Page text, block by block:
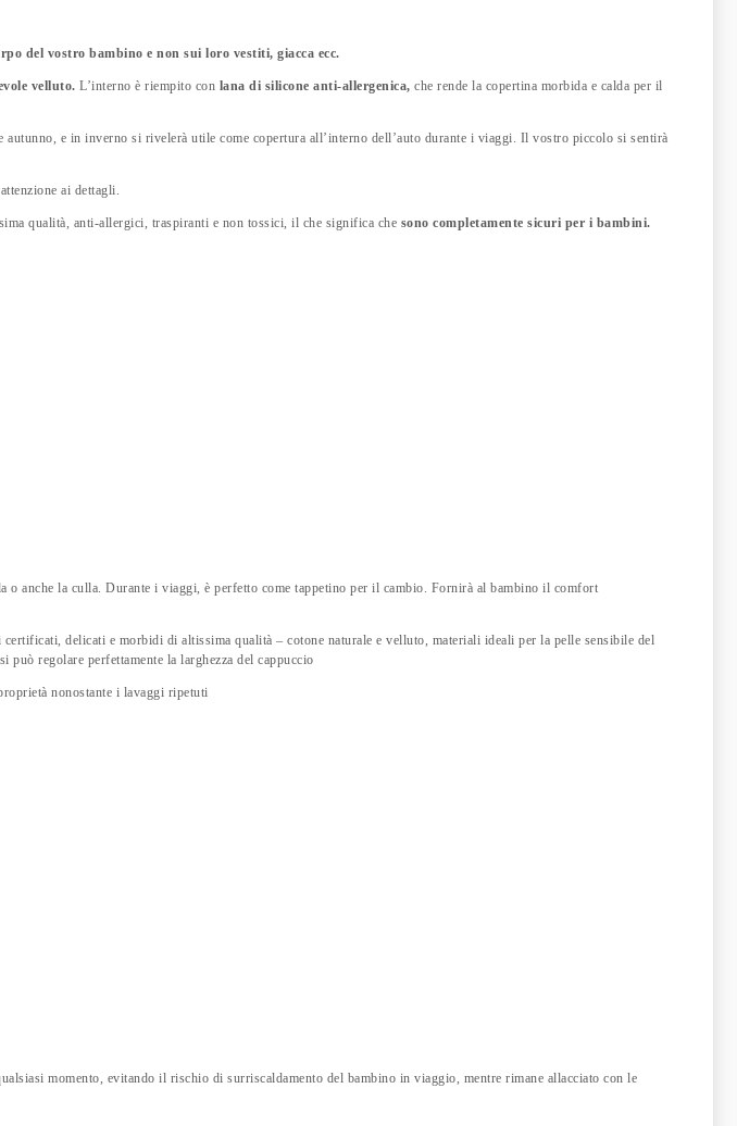
del vostro bambino e non sui loro vestiti, giacca ecc.
velluto. L’interno è riempito con lana di silicone anti-allergenica, che rende la copertina morbida e calda per il
autunno, e in inverno si rivelerà utile come copertura all’interno dell’auto durante i viaggi. Il vostro piccolo si sentirà
ai dettagli.
qualità, anti-allergici, traspiranti e non tossici, il che significa che sono completamente sicuri per i bambini.
anche la culla. Durante i viaggi, è perfetto come tappetino per il cambio. Fornirà al bambino il comfort
delicati e morbidi di altissima qualità – cotone naturale e velluto, materiali ideali per la pelle sensibile del
regolare perfettamente la larghezza del cappuccio
nonostante i lavaggi ripetuti
momento, evitando il rischio di surriscaldamento del bambino in viaggio, mentre rimane allacciato con le